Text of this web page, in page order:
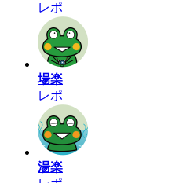
レポ
場楽
レポ
湯楽